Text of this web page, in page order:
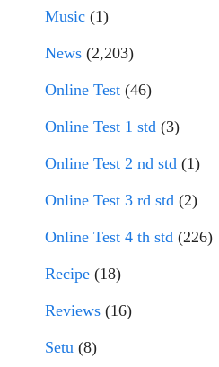
Music (1)
News (2,203)
Online Test (46)
Online Test 1 std (3)
Online Test 2 nd std (1)
Online Test 3 rd std (2)
Online Test 4 th std (226)
Recipe (18)
Reviews (16)
Setu (8)